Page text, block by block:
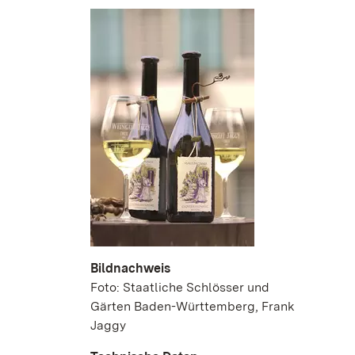
Bildnachweis
Foto: Staatliche Schlösser und
Gärten Baden-Württemberg, Frank
Jaggy